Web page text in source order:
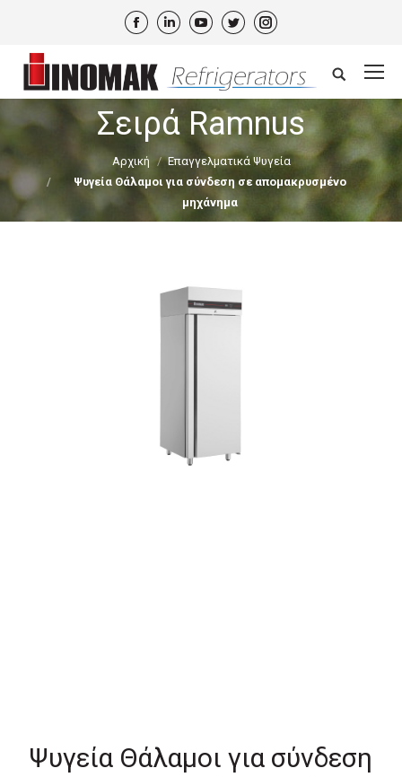
Facebook
LinkedinYouTube
TwitterInstagram
Search:
Σειρά Ramnus
Αρχική
Επαγγελματικά Ψυγεία
Ψυγεία Θάλαμοι για σύνδεση σε απομακρυσμένο
μηχάνημα
Ψυγεία Θάλαμοι για σύνδεση